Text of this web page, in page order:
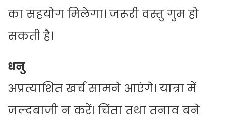
का सहयोग मिलेगा। जरूरी वस्तु गुम हो
सकती है।
धनु
अप्रत्याशित खर्च सामने आएंगे। यात्रा में
जल्दबाजी न करें। चिंता तथा तनाव बने